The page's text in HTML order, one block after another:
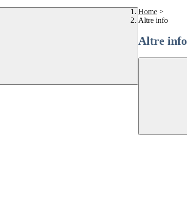
Home >
Altre info
Altre info